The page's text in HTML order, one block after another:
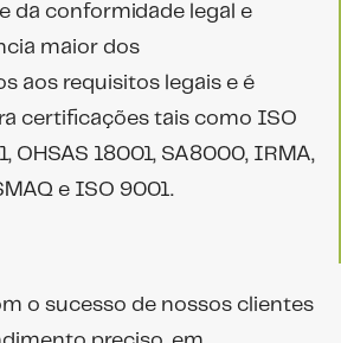
da conformidade legal e
maior dos
aos requisitos legais e é
certificações tais como ISO
OHSAS 18001, SA8000, IRMA,
e ISO 9001.
o sucesso de nossos clientes